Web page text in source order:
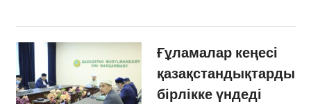
Ғұламалар кеңесі
қазақстандықтарды
бірлікке үндеді